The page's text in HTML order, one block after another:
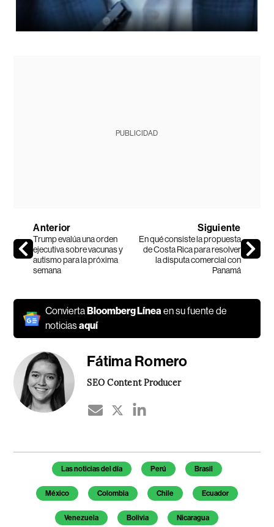
PUBLICIDAD
Anterior
Trump evalúa una orden
ejecutiva sobre vacunas y
autismo para la próxima
semana
Siguiente
En qué consiste la propuesta
de Costa Rica para resolver
la disputa comercial con
Panamá
Convierta Bloomberg Líneaen su fuente de
noticiasaquí
Fátima Romero
SEO Content Producer
Temas de este artículo
Las noticias del día Perú Brasil
México Colombia Chile Ecuador
Venezuela Bolivia Nicaragua